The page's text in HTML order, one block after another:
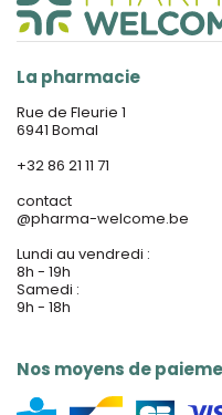
La pharmacie
Rue de Fleurie 1
6941 Bomal
+32 86 21 11 71
contact
@pharma-welcome.be
Lundi au vendredi :
8h - 19h
Samedi :
9h - 18h
Nos moyens de